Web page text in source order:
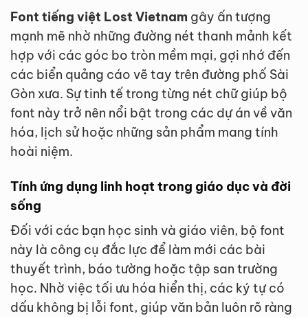
Font tiếng việt Lost Vietnam gây ấn tượng
mạnh mẽ nhờ những đường nét thanh mảnh kết
hợp với các góc bo tròn mềm mại, gợi nhớ đến
các biển quảng cáo vẽ tay trên đường phố Sài
Gòn xưa. Sự tinh tế trong từng nét chữ giúp bộ
font này trở nên nổi bật trong các dự án về văn
hóa, lịch sử hoặc những sản phẩm mang tính
hoài niệm.
Tính ứng dụng linh hoạt trong giáo dục và đời
sống
Đối với các bạn học sinh và giáo viên, bộ font
này là công cụ đắc lực để làm mới các bài
thuyết trình, báo tường hoặc tập san trường
học. Nhờ việc tối ưu hóa hiển thị, các ký tự có
dấu không bị lỗi font, giúp văn bản luôn rõ ràng